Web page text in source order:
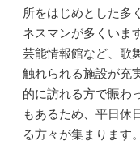
所をはじめとした多
ネスマンが多くいま
芸能情報館など、歌
触れられる施設が充
的に訪れる方で賑わ
もあるため、平日休
る方々が集まります。